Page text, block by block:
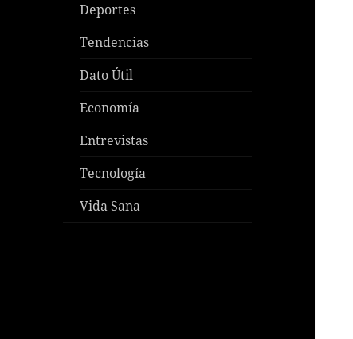
Deportes
Tendencias
Dato Útil
Economía
Entrevistas
Tecnología
Vida Sana